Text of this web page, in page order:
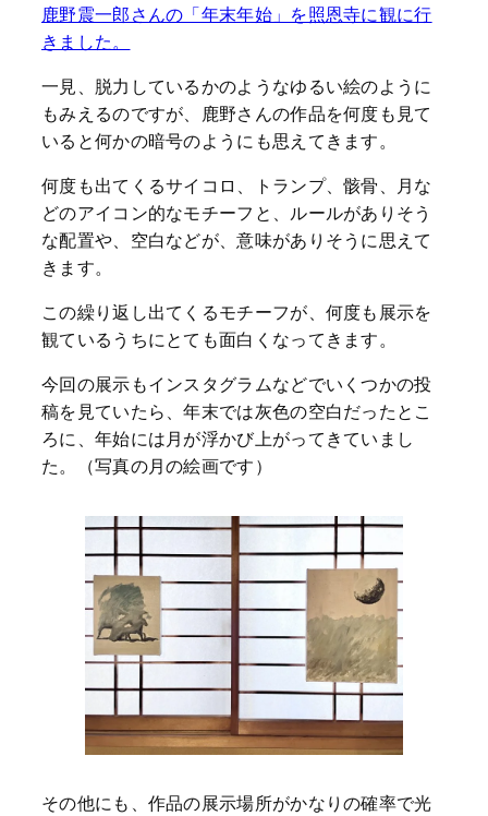
鹿野震一郎さんの「年末年始」を照恩寺に観に行
きました。
一見、脱力しているかのようなゆるい絵のように
もみえるのですが、鹿野さんの作品を何度も見て
いると何かの暗号のようにも思えてきます。
何度も出てくるサイコロ、トランプ、骸骨、月な
どのアイコン的なモチーフと、ルールがありそう
な配置や、空白などが、意味がありそうに思えて
きます。
この繰り返し出てくるモチーフが、何度も展示を
観ているうちにとても面白くなってきます。
今回の展示もインスタグラムなどでいくつかの投
稿を見ていたら、年末では灰色の空白だったとこ
ろに、年始には月が浮かび上がってきていまし
た。（写真の月の絵画です）
その他にも、作品の展示場所がかなりの確率で光